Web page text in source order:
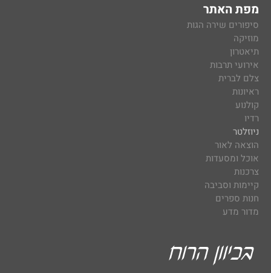
מפת האתר
סיפורים שירה הגות
מוזיקה
תיאטרון
אירועי תרבות
צלם לברית
ראיונות
קולנוע
רדיו
ניוזלטר
הוצאה לאור
אוכל ומסעדות
צרכנות
קיימות וסביבה
חנות ספרים
מדור מדע